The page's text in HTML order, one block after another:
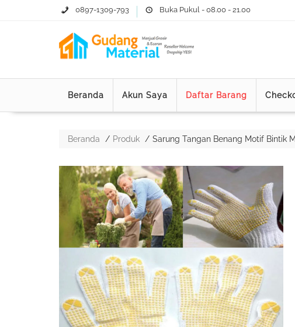
0897-1309-793 Buka Pukul - 08.00 - 21.00
Beranda Akun Saya Daftar Barang
Beranda Produk Sarung Tangan Benang Motif Bintik